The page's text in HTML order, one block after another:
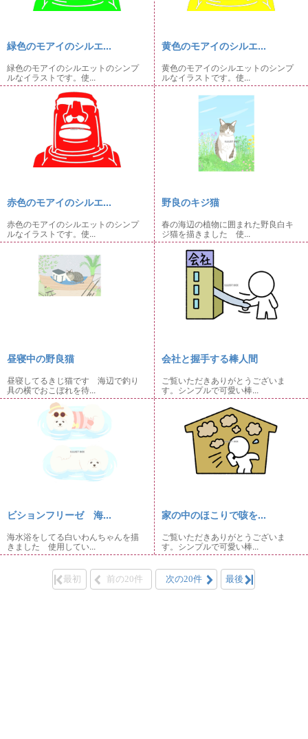
緑色のモアイのシルエ...
緑色のモアイのシルエットのシンプ
ルなイラストです。使...
黄色のモアイのシルエ...
黄色のモアイのシルエットのシンプ
ルなイラストです。使...
赤色のモアイのシルエ...
赤色のモアイのシルエットのシンプ
ルなイラストです。使...
野良のキジ猫
春の海辺の植物に囲まれた野良白キ
ジ猫を描きました 使...
昼寝中の野良猫
昼寝してるきじ猫です 海辺で釣り
具の横でおこぼれを待...
会社と握手する棒人間
ご覧いただきありがとうございま
す。シンプルで可愛い棒...
ビションフリーゼ 海...
海水浴をしてる白いわんちゃんを描
きました 使用してい...
家の中のほこりで咳を...
ご覧いただきありがとうございま
す。シンプルで可愛い棒...
最初 前の20件 次の20件 最後